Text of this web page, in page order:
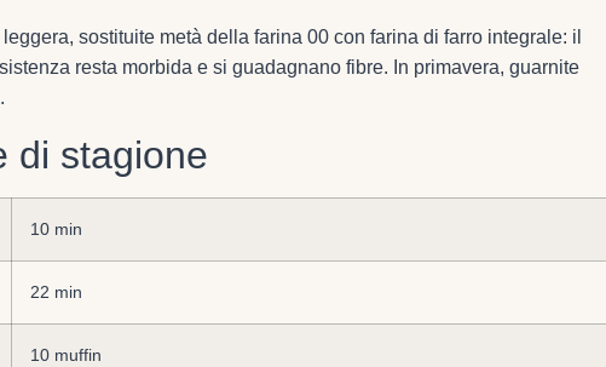
sostituite metà della farina 00 con farina di farro integrale: il
resta morbida e si guadagnano fibre. In primavera, guarnite
di stagione
10 min
22 min
10 muffin